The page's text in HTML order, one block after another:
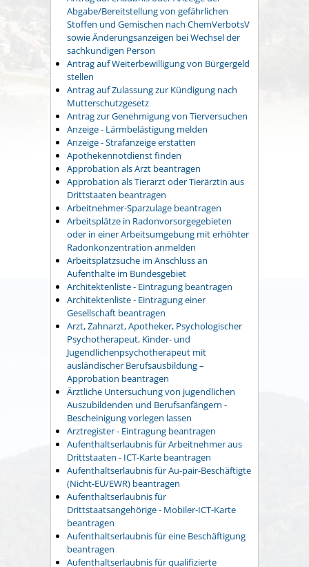
Abgabe/Bereitstellung von gefährlichen
Stoffen und Gemischen nach ChemVerbotsV
sowie Änderungsanzeigen bei Wechsel der
sachkundigen Person
Antrag auf Weiterbewilligung von Bürgergeld
stellen
Antrag auf Zulassung zur Kündigung nach
Mutterschutzgesetz
Antrag zur Genehmigung von Tierversuchen
Anzeige - Lärmbelästigung melden
Anzeige - Strafanzeige erstatten
Apothekennotdienst finden
Approbation als Arzt beantragen
Approbation als Tierarzt oder Tierärztin aus
Drittstaaten beantragen
Arbeitnehmer-Sparzulage beantragen
Arbeitsplätze in Radonvorsorgegebieten
oder in einer Arbeitsumgebung mit erhöhter
Radonkonzentration anmelden
Arbeitsplatzsuche im Anschluss an
Aufenthalte im Bundesgebiet
Architektenliste - Eintragung beantragen
Architektenliste - Eintragung einer
Gesellschaft beantragen
Arzt, Zahnarzt, Apotheker, Psychologischer
Psychotherapeut, Kinder- und
Jugendlichenpsychotherapeut mit
ausländischer Berufsausbildung –
Approbation beantragen
Ärztliche Untersuchung von jugendlichen
Auszubildenden und Berufsanfängern -
Bescheinigung vorlegen lassen
Arztregister - Eintragung beantragen
Aufenthaltserlaubnis für Arbeitnehmer aus
Drittstaaten - ICT-Karte beantragen
Aufenthaltserlaubnis für Au-pair-Beschäftigte
(Nicht-EU/EWR) beantragen
Aufenthaltserlaubnis für
Drittstaatsangehörige - Mobiler-ICT-Karte
beantragen
Aufenthaltserlaubnis für eine Beschäftigung
beantragen
Aufenthaltserlaubnis für qualifizierte